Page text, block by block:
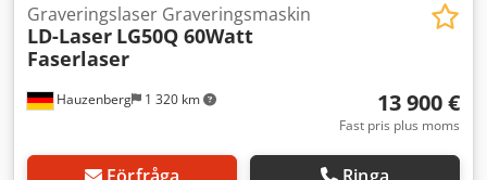
Hauzenberg 1 320 km
Graveringslaser Graveringsmaskin
LD-Laser LG50Q 60Watt
Faserlaser
13 900 €
Fast pris plus moms